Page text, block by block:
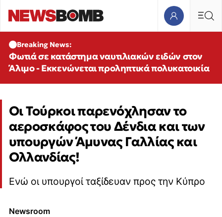
Breaking News:
Φωτιά σε κατάστημα ναυτιλιακών ειδών στον
Άλιμο - Εκκενώνεται προληπτικά πολυκατοικία
Οι Τούρκοι παρενόχλησαν το
αεροσκάφος του Δένδια και των
υπουργών Άμυνας Γαλλίας και
Ολλανδίας!
Ενώ οι υπουργοί ταξίδευαν προς την Κύπρο
Newsroom